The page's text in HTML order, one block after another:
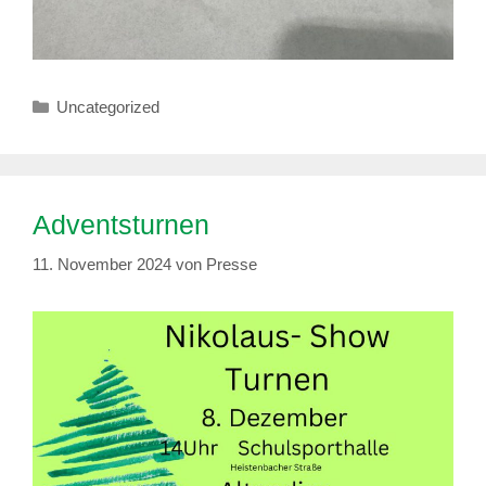
Kategorien
Uncategorized
Adventsturnen
11. November 2024 von Presse